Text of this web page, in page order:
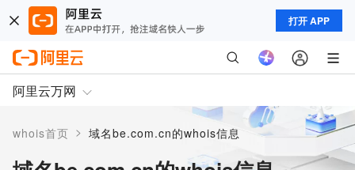
打开 APP
阿里云万网
whois首页 > 域名be.com.cn的whois信息